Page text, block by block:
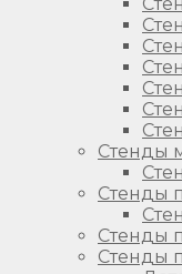
Стенды
Стенды
Стенды
Стенды